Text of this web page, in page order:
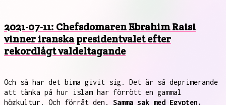
2021-07-11: Chefsdomaren Ebrahim Raisi
vinner iranska presidentvalet efter
rekordlågt valdeltagande
Och så har det bima givit sig. Det är så deprimerande
att tänka på hur islam har förrött en gammal
högkultur. Och förråt den. Samma sak med Egypten.